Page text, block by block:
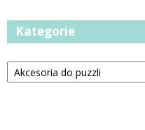
Kategorie
Kategorie